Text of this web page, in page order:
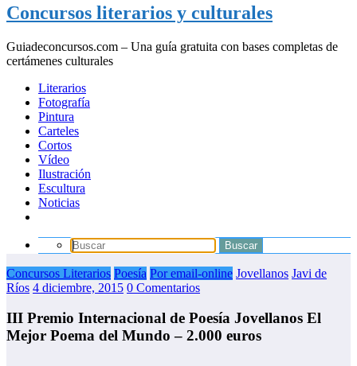
Concursos literarios y culturales
Guiadeconcursos.com – Una guía gratuita con bases completas de
certámenes culturales
Literarios
Fotografía
Pintura
Carteles
Cortos
Vídeo
Ilustración
Escultura
Noticias
Concursos Literarios Poesía Por email-online Jovellanos Javi de
Ríos 4 diciembre, 2015 0 Comentarios
III Premio Internacional de Poesía Jovellanos El
Mejor Poema del Mundo – 2.000 euros